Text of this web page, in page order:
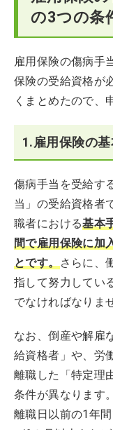
の3つの条
雇用保険の傷病手
保険の受給資格が
くまとめたので、
1.雇用保険の
傷病手当を受給す
当」の受給資格者
職者における基本
間で雇用保険に加
とです。さらに、
指して努力してい
でなければなりま
なお、倒産や解雇
給資格者」や、労
離職した「特定理
条件が異なります
離職日以前の1年